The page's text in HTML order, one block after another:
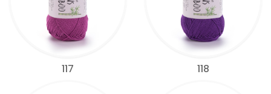
117 118